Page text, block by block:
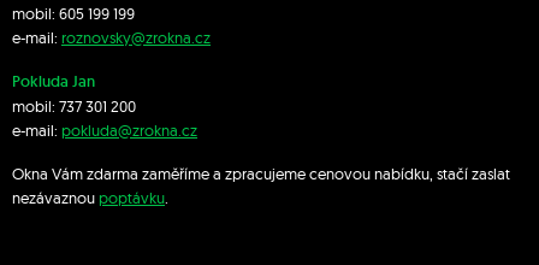
mobil: 605 199 199
e-mail: roznovsky@zrokna.cz
Pokluda Jan
mobil: 737 301 200
e-mail: pokluda@zrokna.cz
Okna Vám zdarma zaměříme a zpracujeme cenovou nabídku, stačí zaslat
nezávaznoupoptávku